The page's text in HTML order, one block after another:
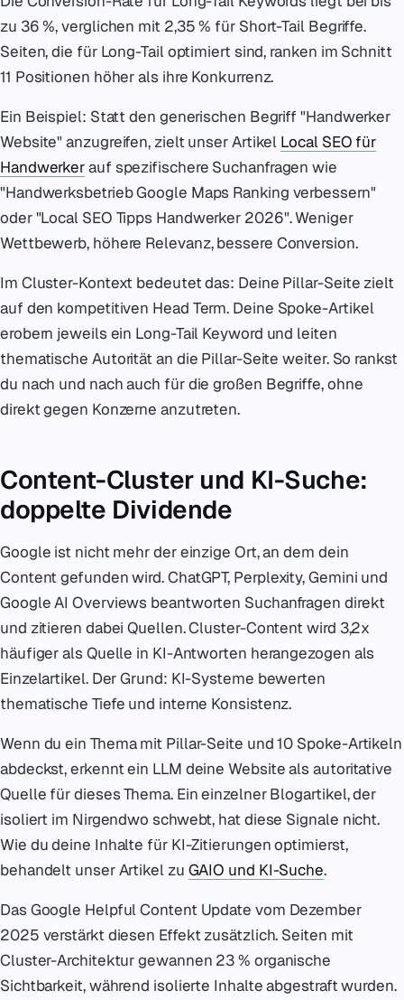
zu 36 %, verglichen mit 2,35 % für Short-Tail Begriffe.
Seiten, die für Long-Tail optimiert sind, ranken im Schnitt
11 Positionen höher als ihre Konkurrenz.
Ein Beispiel: Statt den generischen Begriff "Handwerker
Website" anzugreifen, zielt unser Artikel Local SEO für
Handwerkerauf spezifischere Suchanfragen wie
"Handwerksbetrieb Google Maps Ranking verbessern"
oder "Local SEO Tipps Handwerker 2026". Weniger
Wettbewerb, höhere Relevanz, bessere Conversion.
Im Cluster-Kontext bedeutet das: Deine Pillar-Seite zielt
auf den kompetitiven Head Term. Deine Spoke-Artikel
erobern jeweils ein Long-Tail Keyword und leiten
thematische Autorität an die Pillar-Seite weiter. So rankst
du nach und nach auch für die großen Begriffe, ohne
direkt gegen Konzerne anzutreten.
Content-Cluster und KI-Suche:
doppelte Dividende
Google ist nicht mehr der einzige Ort, an dem dein
Content gefunden wird. ChatGPT, Perplexity, Gemini und
Google AI Overviews beantworten Suchanfragen direkt
und zitieren dabei Quellen. Cluster-Content wird 3,2x
häufiger als Quelle in KI-Antworten herangezogen als
Einzelartikel. Der Grund: KI-Systeme bewerten
thematische Tiefe und interne Konsistenz.
Wenn du ein Thema mit Pillar-Seite und 10 Spoke-Artikeln
abdeckst, erkennt ein LLM deine Website als autoritative
Quelle für dieses Thema. Ein einzelner Blogartikel, der
isoliert im Nirgendwo schwebt, hat diese Signale nicht.
Wie du deine Inhalte für KI-Zitierungen optimierst,
behandelt unser Artikel zu GAIO und KI-Suche.
Das Google Helpful Content Update vom Dezember
2025 verstärkt diesen Effekt zusätzlich. Seiten mit
Cluster-Architektur gewannen 23 % organische
Sichtbarkeit, während isolierte Inhalte abgestraft wurden.